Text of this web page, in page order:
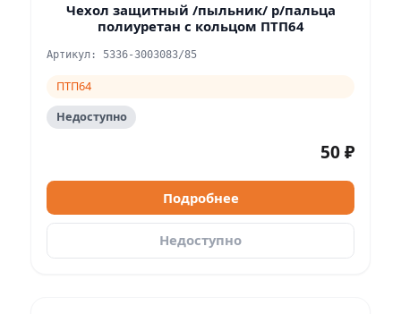
Чехол защитный /пыльник/ р/пальца
полиуретан с кольцом ПТП64
Артикул: 5336-3003083/85
ПТП64
Недоступно
50 ₽
Подробнее
Недоступно